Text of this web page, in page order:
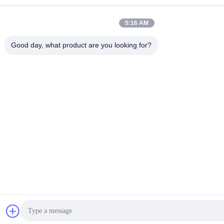
5:16 AM
Good day, what product are you looking for?